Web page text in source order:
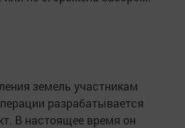
земель участникам
разрабатывается
В настоящее время он